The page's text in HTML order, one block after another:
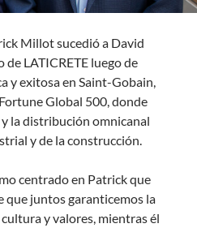
Millot sucedió a David
LATICRETE luego de
y exitosa en Saint-Gobain,
Global 500, donde
la distribución omnicanal
y de la construcción.
centrado en Patrick que
que juntos garanticemos la
y valores, mientras él